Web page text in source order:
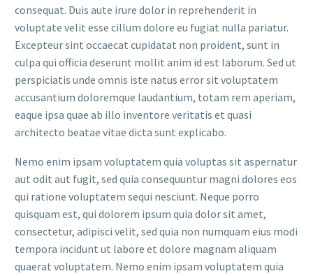
consequat. Duis aute irure dolor in reprehenderit in
voluptate velit esse cillum dolore eu fugiat nulla pariatur.
Excepteur sint occaecat cupidatat non proident, sunt in
culpa qui officia deserunt mollit anim id est laborum. Sed ut
perspiciatis unde omnis iste natus error sit voluptatem
accusantium doloremque laudantium, totam rem aperiam,
eaque ipsa quae ab illo inventore veritatis et quasi
architecto beatae vitae dicta sunt explicabo.
Nemo enim ipsam voluptatem quia voluptas sit aspernatur
aut odit aut fugit, sed quia consequuntur magni dolores eos
qui ratione voluptatem sequi nesciunt. Neque porro
quisquam est, qui dolorem ipsum quia dolor sit amet,
consectetur, adipisci velit, sed quia non numquam eius modi
tempora incidunt ut labore et dolore magnam aliquam
quaerat voluptatem. Nemo enim ipsam voluptatem quia